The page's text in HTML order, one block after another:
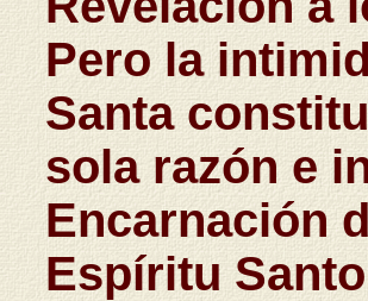
Pero la
Santa
sola razón e
Encarnación
Espíritu